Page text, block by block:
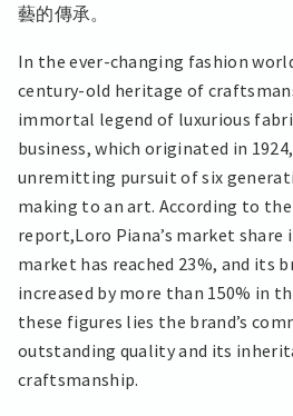
藝的傳承。
In the ever-changing fashion
century-old heritage of
immortal legend of luxurious
business, which originated in
unremitting pursuit of six
making to an art. According to
report,Loro Piana’s market
market has reached 23%, and its
increased by more than 150% in
these figures lies the brand’s
outstanding quality and its
craftsmanship.